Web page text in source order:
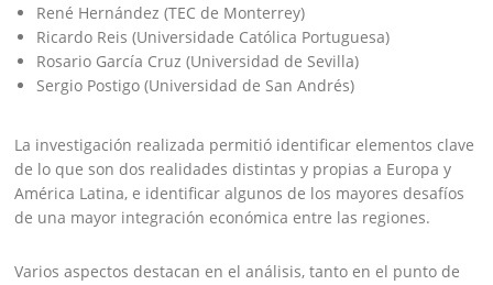
René Hernández (TEC de Monterrey)
Ricardo Reis (Universidade Católica Portuguesa)
Rosario García Cruz (Universidad de Sevilla)
Sergio Postigo (Universidad de San Andrés)
La investigación realizada permitió identificar elementos clave
de lo que son dos realidades distintas y propias a Europa y
América Latina, e identificar algunos de los mayores desafíos
de una mayor integración económica entre las regiones.
Varios aspectos destacan en el análisis, tanto en el punto de